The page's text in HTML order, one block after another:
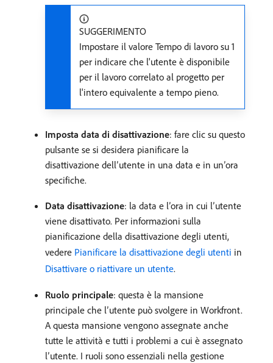
SUGGERIMENTO
Impostare il valore Tempo di lavoro su 1
per indicare che l'utente è disponibile
per il lavoro correlato al progetto per
l'intero equivalente a tempo pieno.
Imposta data di disattivazione: fare clic su questo
pulsante se si desidera pianificare la
disattivazione dell’utente in una data e in un’ora
specifiche.
Data disattivazione: la data e l’ora in cui l’utente
viene disattivato. Per informazioni sulla
pianificazione della disattivazione degli utenti,
vedere Pianificare la disattivazione degli utenti in
Disattivare o riattivare un utente.
Ruolo principale: questa è la mansione
principale che l’utente può svolgere in Workfront.
A questa mansione vengono assegnate anche
tutte le attività e tutti i problemi a cui è assegnato
l’utente. I ruoli sono essenziali nella gestione